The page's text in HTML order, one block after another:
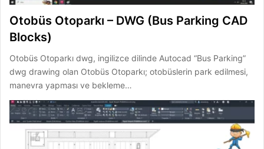
Otobüs Otoparkı – DWG (Bus Parking CAD
Blocks)
Otobüs Otoparkı dwg, ingilizce dilinde Autocad “Bus Parking”
dwg drawing olan Otobüs Otoparkı; otobüslerin park edilmesi,
manevra yapması ve bekleme…